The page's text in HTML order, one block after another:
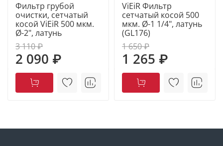
Фильтр грубой
очистки, сетчатый
косой ViEiR 500 мкм.
Ø-2", латунь
3 110 ₽
2 090 ₽
ViEiR Фильтр
сетчатый косой 500
мкм. Ø-1 1/4", латунь
(GL176)
1 650 ₽
1 265 ₽